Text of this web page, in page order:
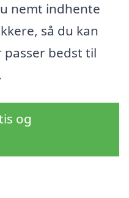
nemt indhente
så du kan
bedst til
og